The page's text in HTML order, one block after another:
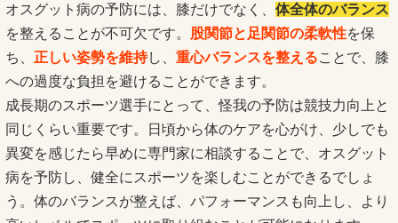
オスグット病の予防には、膝だけでなく、 体全体のバランス
を整えることが不可欠です。 股関節と足関節の柔軟性を保
ち、 正しい姿勢を維持し、 重心バランスを整えることで、膝
への過度な負担を避けることができます。
成長期のスポーツ選手にとって、怪我の予防は競技力向上と
同じくらい重要です。日頃から体のケアを心がけ、少しでも
異変を感じたら早めに専門家に相談することで、オスグット
病を予防し、健全にスポーツを楽しむことができるでしょ
う。体のバランスが整えば、パフォーマンスも向上し、より